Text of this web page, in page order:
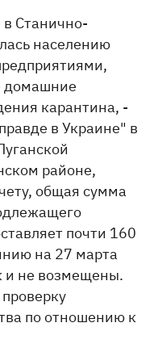
Станично-
населению
домашние
карантина, -
в Украине" в
районе,
общая сумма
почти 160
на 27 марта
и не возмещены.
по отношению к